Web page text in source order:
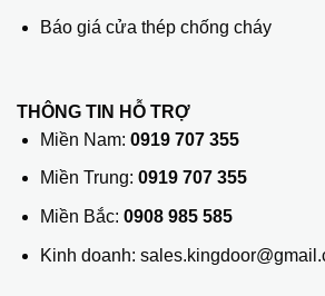
Báo giá cửa thép chống cháy
THÔNG TIN HỖ TRỢ
Miền Nam: 0919 707 355
Miền Trung: 0919 707 355
Miền Bắc: 0908 985 585
Kinh doanh: